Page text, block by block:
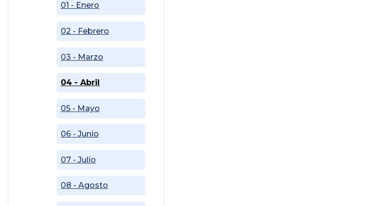
01 - Enero
02 - Febrero
03 - Marzo
04 - Abril
05 - Mayo
06 - Junio
07 - Julio
08 - Agosto